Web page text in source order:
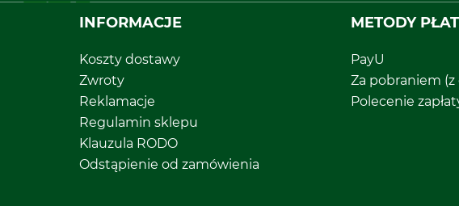
INFORMACJE
Koszty dostawy
Zwroty
Reklamacje
Regulamin sklepu
Klauzula RODO
Odstąpienie od zamówienia
METODY
PayU
Za pobraniem (z
Polecenie